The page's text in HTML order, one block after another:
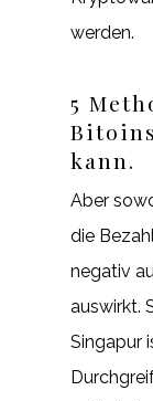
werden.
5
kann.
Aber
die
negativ
auswirkt.
Singapur